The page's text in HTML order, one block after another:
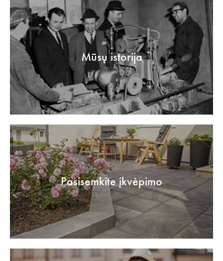
Mūsų istorija
Pasisemkite įkvėpimo